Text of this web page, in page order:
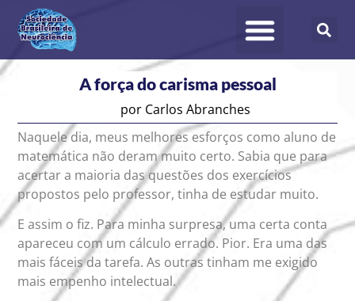
A força do carisma pessoal
por Carlos Abranches
Naquele dia, meus melhores esforços como aluno de
matemática não deram muito certo. Sabia que para
acertar a maioria das questões dos exercícios
propostos pelo professor, tinha de estudar muito.
E assim o fiz. Para minha surpresa, uma certa conta
apareceu com um cálculo errado. Pior. Era uma das
mais fáceis da tarefa. As outras tinham me exigido
mais empenho intelectual.